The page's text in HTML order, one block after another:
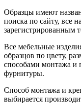
Образцы имеют
поиска по сайту, все
зарегистрированным
Все мебельные
образцов по цвету,
способами монтажа и
фурнитуры.
Способ монтажа и
выбирается